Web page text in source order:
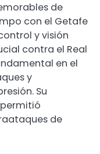
de
con el Getafe
y visión
contra el Real
en el
y
Su
de